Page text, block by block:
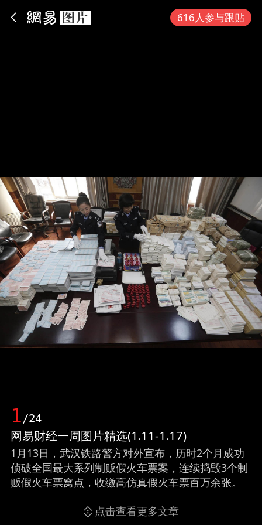
616人参与跟贴
1/24
网易财经一周图片精选(1.11-1.17)
1月13日，武汉铁路警方对外宣布，历时2个月成功
侦破全国最大系列制贩假火车票案，连续捣毁3个制
贩假火车票窝点，收缴高仿真假火车票百万余张。
点击查看更多文章